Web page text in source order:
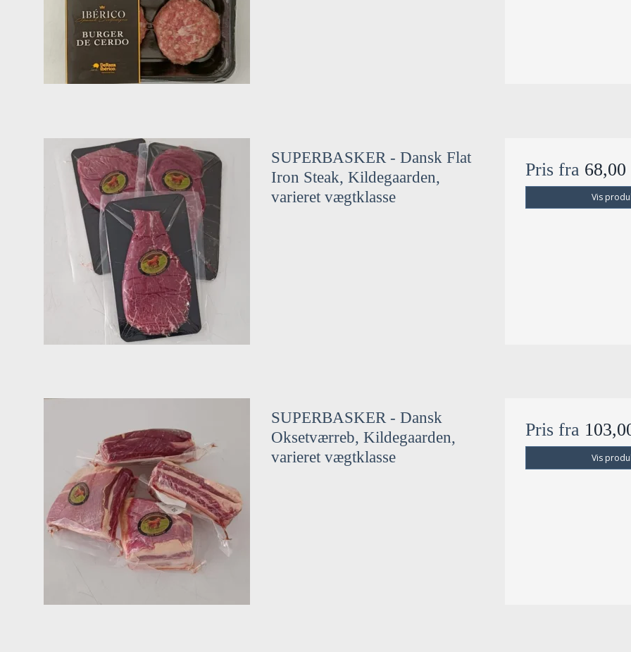
SUPERBASKER - Dansk Flat
Iron Steak, Kildegaarden,
varieret vægtklasse
Pris fra
Vis
SUPERBASKER - Dansk
Oksetværreb, Kildegaarden,
varieret vægtklasse
Pris fra
Vis